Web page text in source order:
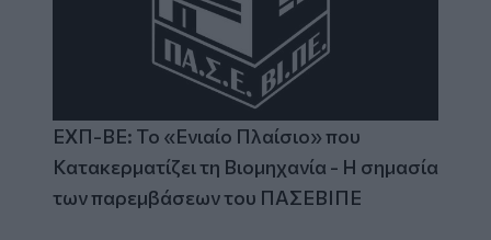
ΕΧΠ-ΒΕ: Το «Ενιαίο Πλαίσιο» που
Κατακερματίζει τη Βιομηχανία - Η σημασία
των παρεμβάσεων του ΠΑΣΕΒΙΠΕ